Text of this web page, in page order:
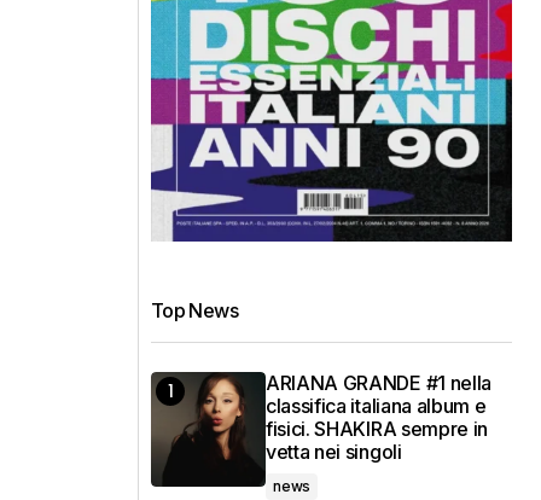
Top News
ARIANA GRANDE #1 nella
classifica italiana album e
fisici. SHAKIRA sempre in
vetta nei singoli
news